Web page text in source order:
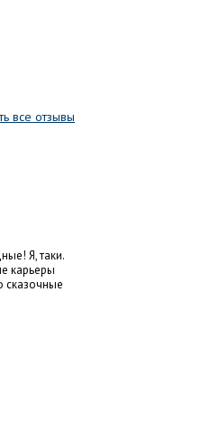
все отзывы
Я, таки.
карьеры
сказочные